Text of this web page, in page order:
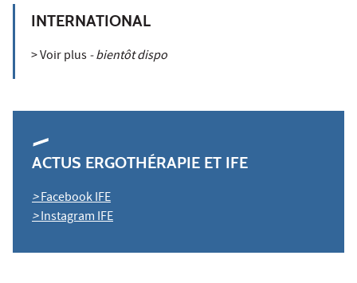
INTERNATIONAL
> Voir plus- bientôt dispo
ACTUS ERGOTHÉRAPIE ET IFE
>Facebook IFE
>Instagram IFE